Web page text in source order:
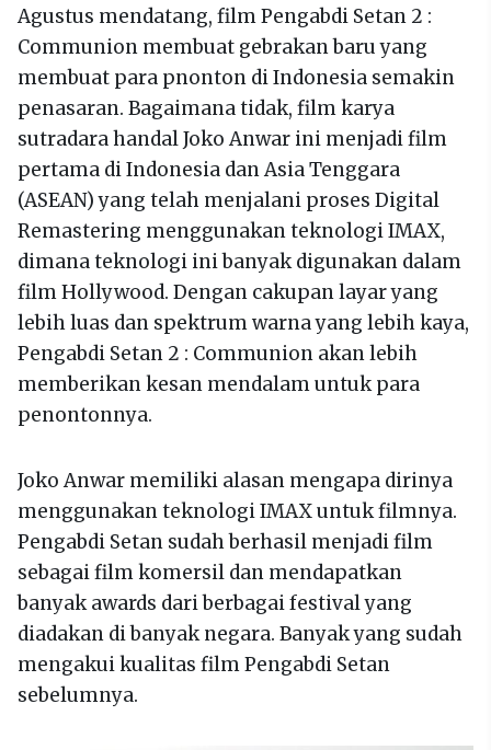
Agustus mendatang, film Pengabdi Setan 2 :
Communion membuat gebrakan baru yang
membuat para pnonton di Indonesia semakin
penasaran. Bagaimana tidak, film karya
sutradara handal Joko Anwar ini menjadi film
pertama di Indonesia dan Asia Tenggara
(ASEAN) yang telah menjalani proses Digital
Remastering menggunakan teknologi IMAX,
dimana teknologi ini banyak digunakan dalam
film Hollywood. Dengan cakupan layar yang
lebih luas dan spektrum warna yang lebih kaya,
Pengabdi Setan 2 : Communion akan lebih
memberikan kesan mendalam untuk para
penontonnya.
Joko Anwar memiliki alasan mengapa dirinya
menggunakan teknologi IMAX untuk filmnya.
Pengabdi Setan sudah berhasil menjadi film
sebagai film komersil dan mendapatkan
banyak awards dari berbagai festival yang
diadakan di banyak negara. Banyak yang sudah
mengakui kualitas film Pengabdi Setan
sebelumnya.